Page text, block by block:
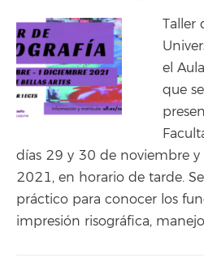
Taller
el
que
días 29 y 30 de noviembre
2021, en horario de tarde.
práctico para conocer los
impresión risográfica,